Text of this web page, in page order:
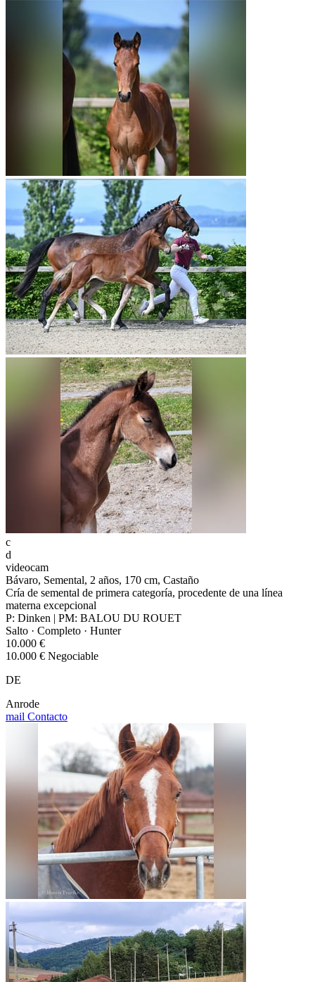
c
d
videocam
Bávaro, Semental, 2 años, 170 cm, Castaño
Cría de semental de primera categoría, procedente de una línea
materna excepcional
P: Dinken | PM: BALOU DU ROUET
Salto · Completo · Hunter
10.000 €
10.000 € Negociable
DE
Anrode
mail Contacto